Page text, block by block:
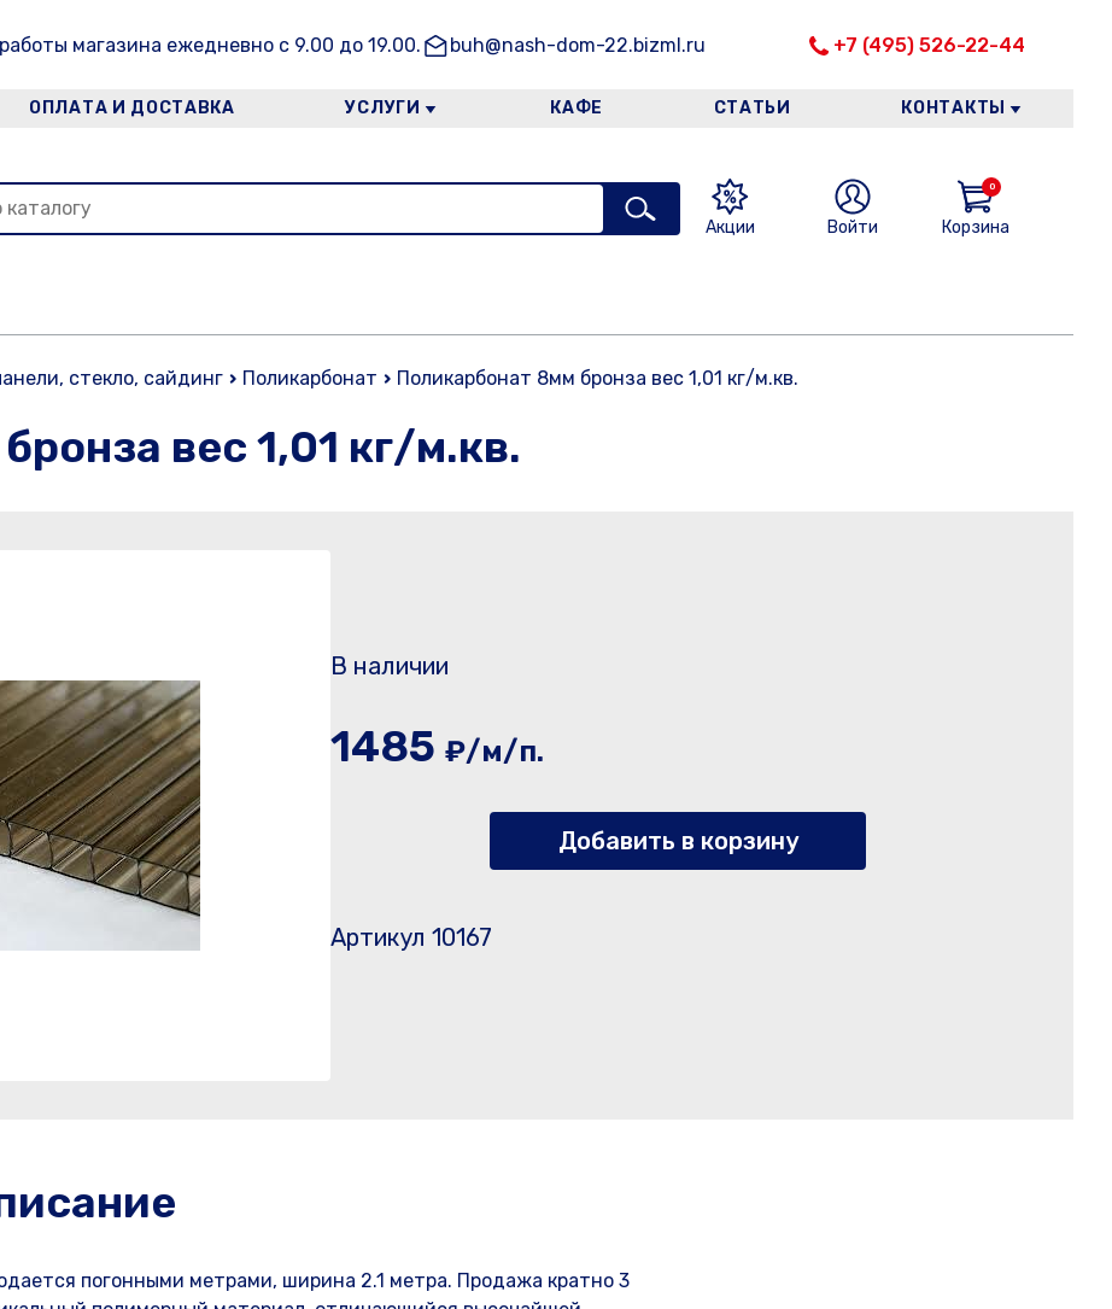
магазина ежедневно с 9.00 до 19.00. buh@nash-dom-22.bizml.ru +7 (495) 526-22-44
ОПЛАТА И ДОСТАВКА УСЛУГИ КАФЕ СТАТЬИ КОНТАКТЫ
Акции Войти Корзина
0
стекло, сайдинг Поликарбонат Поликарбонат 8мм бронза вес 1,01 кг/м.кв.
вес 1,01 кг/м.кв.
В наличии
1485 ₽/м/п.
Добавить в корзину
Артикул 10167
погонными метрами, ширина 2.1 метра. Продажа кратно 3